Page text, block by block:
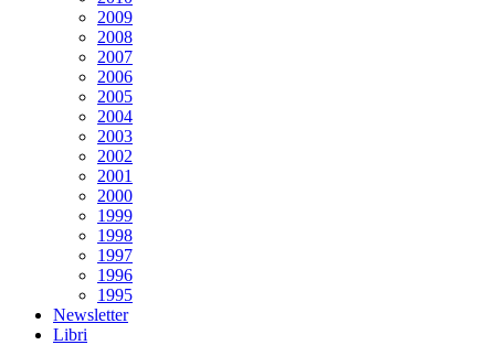
2009
2008
2007
2006
2005
2004
2003
2002
2001
2000
1999
1998
1997
1996
1995
Newsletter
Libri